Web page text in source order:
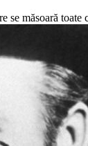
se măsoară toate